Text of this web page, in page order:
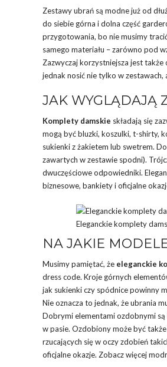
Zestawy ubrań są modne już od
do siebie górna i dolna część
przygotowania, bo nie musimy
samego materiału – zarówno pod
Zazwyczaj korzystniejsza jest
jednak nosić nie tylko w zestawach,
JAK WYGLĄDAJĄ
Komplety damskie składają się
mogą być bluzki, koszulki, t-shirty,
sukienki z żakietem lub swetrem.
zawartych w zestawie spodni).
dwuczęściowe odpowiedniki.
biznesowe, bankiety i oficjalne
Eleganckie komplety
NA JAKIE
Musimy pamiętać, że eleganckie
dress code. Kroje górnych
jak sukienki czy spódnice powinny
Nie oznacza to jednak, że ubrania
Dobrymi elementami ozdobnymi są
w pasie. Ozdobiony może być
rzucających się w oczy zdobień
oficjalne okazje. Zobacz więcej